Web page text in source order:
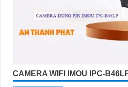
CAMERA WIFI IMOU IPC-